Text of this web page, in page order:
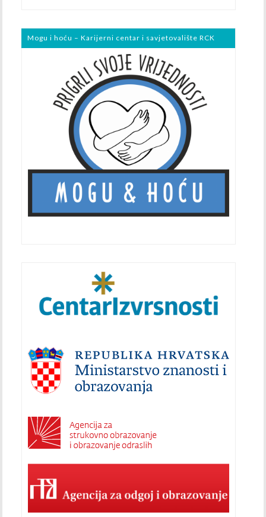
Mogu i hoću – Karijerni centar i savjetovalište RCK